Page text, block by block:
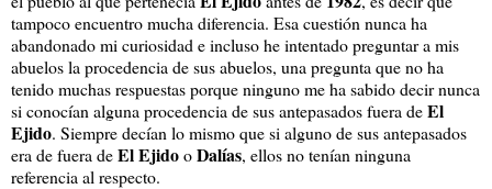
tampoco encuentro mucha diferencia. Esa cuestión nunca ha
abandonado mi curiosidad e incluso he intentado preguntar a mis
abuelos la procedencia de sus abuelos, una pregunta que no ha
tenido muchas respuestas porque ninguno me ha sabido decir nunca
si conocían alguna procedencia de sus antepasados fuera deEl
Ejido. Siempre decían lo mismo que si alguno de sus antepasados
era de fuera deEl EjidooDalías, ellos no tenían ninguna
referencia al respecto.